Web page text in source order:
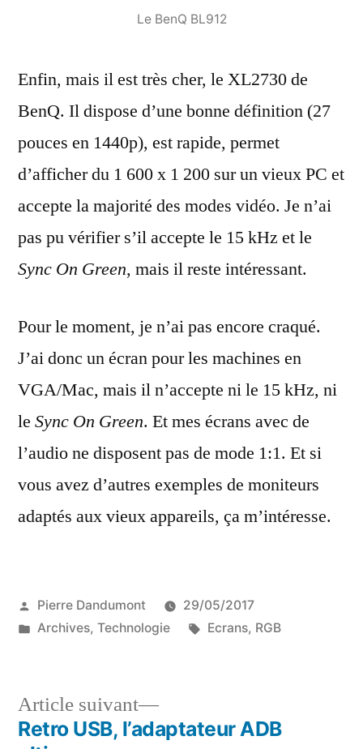
Le BenQ BL912
Enfin, mais il est très cher, le XL2730 de
BenQ. Il dispose d’une bonne définition (27
pouces en 1440p), est rapide, permet
d’afficher du 1 600 x 1 200 sur un vieux PC et
accepte la majorité des modes vidéo. Je n’ai
pas pu vérifier s’il accepte le 15 kHz et le
Sync On Green, mais il reste intéressant.
Pour le moment, je n’ai pas encore craqué.
J’ai donc un écran pour les machines en
VGA/Mac, mais il n’accepte ni le 15 kHz, ni
le Sync On Green. Et mes écrans avec de
l’audio ne disposent pas de mode 1:1. Et si
vous avez d’autres exemples de moniteurs
adaptés aux vieux appareils, ça m’intéresse.
Publié
par
Pierre Dandumont
29/05/2017
Publié
Archives, Technologie Étiquettes :
Ecrans, RGB
Article suivant
Article
suivant :
Retro USB, l’adaptateur ADB